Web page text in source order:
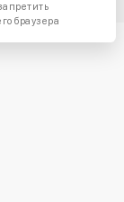
браузера